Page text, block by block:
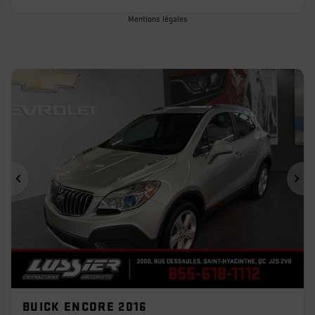
Mentions légales
Précédent
BUICK ENCORE 2016